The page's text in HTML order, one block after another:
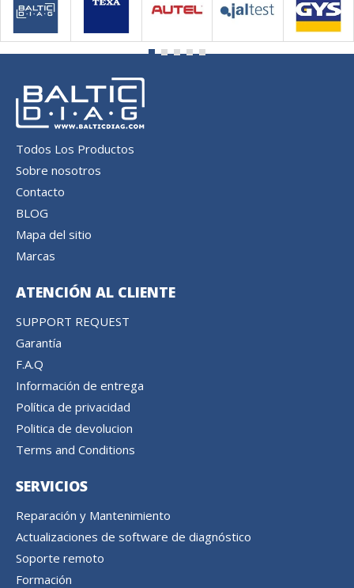
Todos Los Productos
Sobre nosotros
Contacto
BLOG
Mapa del sitio
Marcas
ATENCIÓN AL CLIENTE
SUPPORT REQUEST
Garantía
F.A.Q
Información de entrega
Política de privacidad
Politica de devolucion
Terms and Conditions
SERVICIOS
Reparación y Mantenimiento
Actualizaciones de software de diagnóstico
Soporte remoto
Formación